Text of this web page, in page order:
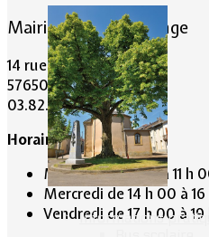
Informations
Mairie de Lommerange
14 rue Maréchal Joffre
57650 LOMMERANGE
03.82.84.81.48
Horaire de la Mairie:
Mardi de 10 h 00 à 11 h
Mercredi de 14 h 00 à
Vendredi de 17 h 00 à